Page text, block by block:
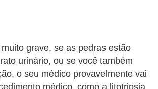
grave, se as pedras estão
urinário, ou se você também
o seu médico provavelmente vai
médico, como a litotripsia